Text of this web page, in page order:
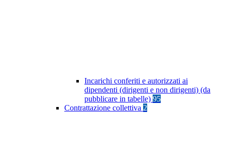
Incarichi conferiti e autorizzati ai
dipendenti (dirigenti e non dirigenti) (da
pubblicare in tabelle) 95
Contrattazione collettiva 2